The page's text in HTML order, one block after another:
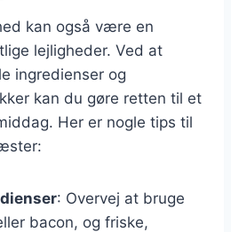
kan også være en
lejligheder. Ved at
ingredienser og
kan du gøre retten til et
Her er nogle tips til
: Overvej at bruge
bacon, og friske,